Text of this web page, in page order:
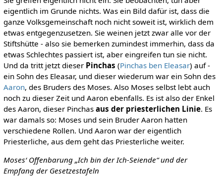
eigentlich im Grunde nichts. Was ein Bild dafür ist, dass die
ganze Volksgemeinschaft noch nicht soweit ist, wirklich dem
etwas entgegenzusetzen. Sie weinen jetzt zwar alle vor der
Stiftshütte - also sie bemerken zumindest immerhin, dass da
etwas Schlechtes passiert ist, aber eingreifen tun sie nicht.
Und da tritt jetzt dieser Pinchas (Pinchas ben Eleasar) auf -
ein Sohn des Eleasar, und dieser wiederum war ein Sohn des
Aaron, des Bruders des Moses. Also Moses selbst lebt auch
noch zu dieser Zeit und Aaron ebenfalls. Es ist also der Enkel
des Aaron, dieser Pinchas aus der priesterlichen Linie. Es
war damals so: Moses und sein Bruder Aaron hatten
verschiedene Rollen. Und Aaron war der eigentlich
Priesterliche, aus dem geht das Priesterliche weiter.
Moses‘ Offenbarung „Ich bin der Ich-Seiende“ und der
Empfang der Gesetzestafeln